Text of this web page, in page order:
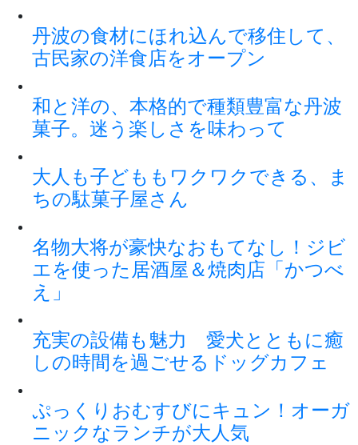
丹波の食材にほれ込んで移住して、
古民家の洋食店をオープン
和と洋の、本格的で種類豊富な丹波
菓子。迷う楽しさを味わって
大人も子どももワクワクできる、ま
ちの駄菓子屋さん
名物大将が豪快なおもてなし！ジビ
エを使った居酒屋＆焼肉店「かつべ
え」
充実の設備も魅力 愛犬とともに癒
しの時間を過ごせるドッグカフェ
ぷっくりおむすびにキュン！オーガ
ニックなランチが大人気